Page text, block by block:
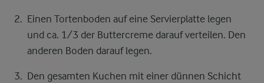
Einen Tortenboden auf eine Servierplatte legen
und ca. 1/3 der Buttercreme darauf verteilen. Den
anderen Boden darauf legen.
Den gesamten Kuchen mit einer dünnen Schicht